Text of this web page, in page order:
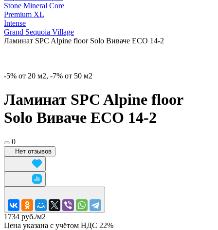
Stone Mineral Core
Premium XL
Intense
Grand Sequoia Village
Ламинат SPC Alpine floor Solo Виваче ЕСО 14-2
-5% от 20 м2, -7% от 50 м2
Ламинат SPC Alpine floor
Solo Виваче ЕСО 14-2
0
Нет отзывов
1734 руб./м2
Цена указана с учётом НДС 22%